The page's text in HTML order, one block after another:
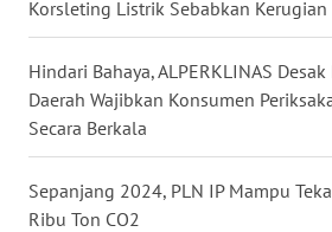
Korsleting Listrik Sebabkan Kerugian
Hindari Bahaya, ALPERKLINAS
Daerah Wajibkan Konsumen
Secara Berkala
Sepanjang 2024, PLN IP Mampu
Ribu Ton CO2
WN
WN
WN